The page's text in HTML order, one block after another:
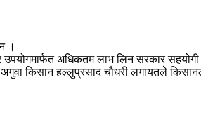
।
अधिकतम लाभ लिन सरकार सहयोगी
अगुवा किसान हल्लुप्रसाद चौधरी लगायतले